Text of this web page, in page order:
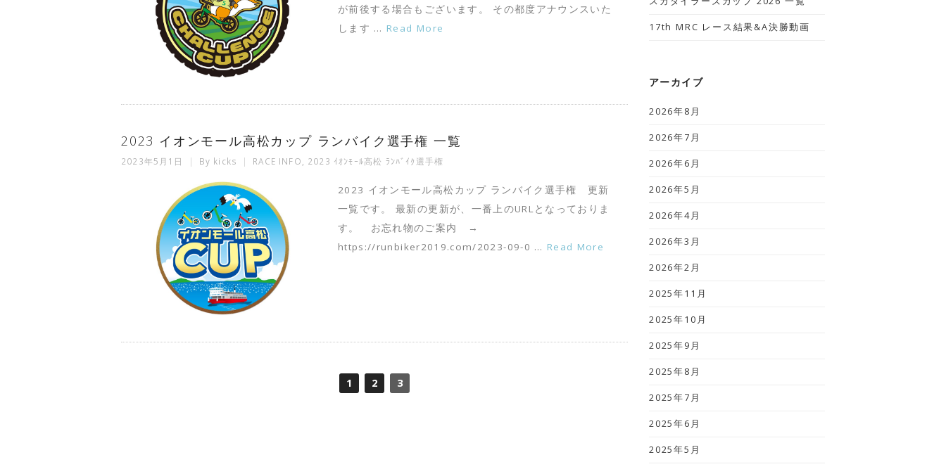
が前後する場合もございます。 その都度アナウンスいた
します … Read More
2023 イオンモール高松カップ ランバイク選手権 一覧
2023年5月1日 By kicks RACE INFO 2023 ｲｵﾝﾓｰﾙ高松 ﾗﾝﾊﾞｲｸ選手権
2023 イオンモール高松カップ ランバイク選手権 更新
一覧です。 最新の更新が、一番上のURLとなっておりま
す。 お忘れ物のご案内 →
https://runbiker2019.com/2023-09-0 … Read More
1 2 3
17th MRC レース結果&A決勝動画
アーカイブ
2026年8月
2026年7月
2026年6月
2026年5月
2026年4月
2026年3月
2026年2月
2025年11月
2025年10月
2025年9月
2025年8月
2025年7月
2025年6月
2025年5月